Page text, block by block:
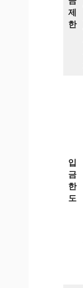
제
한
입
금
한
도